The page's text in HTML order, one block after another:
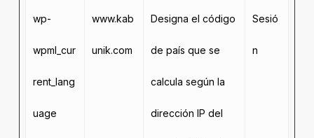
wp-
wpml_cur
rent_lang
uage
www.kab
unik.com
Designa el código
de país que se
calcula según la
dirección IP del
Sesió
n